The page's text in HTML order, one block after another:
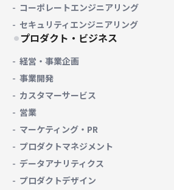
コーポレートエンジニアリング
セキュリティエンジニアリング
プロダクト・ビジネス
経営・事業企画
事業開発
カスタマーサービス
営業
マーケティング・PR
プロダクトマネジメント
データアナリティクス
プロダクトデザイン